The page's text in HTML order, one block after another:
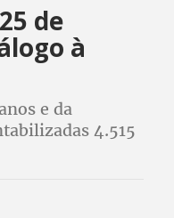
de
à
e da
4.515